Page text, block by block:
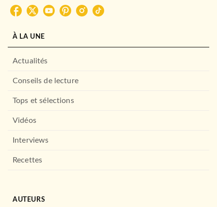
À LA UNE
Actualités
Conseils de lecture
Tops et sélections
Vidéos
Interviews
Recettes
AUTEURS